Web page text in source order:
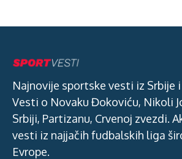
Najnovije sportske vesti iz Srbije
Vesti o Novaku Đokoviću, Nikoli
Srbiji, Partizanu, Crvenoj zvezdi.
vesti iz najjačih fudbalskih liga
Evrope.